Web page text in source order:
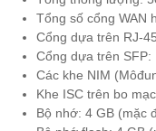
Tổng số cổng WAN
Cổng dựa trên RJ-
Cổng dựa trên SFP:
Các khe NIM
Khe ISC trên bo
Bộ nhớ: 4 GB (mặc